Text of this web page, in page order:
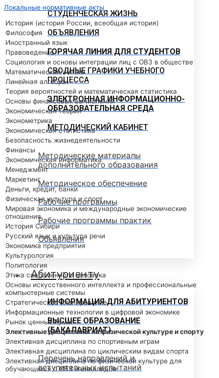
СТУДЕНЧЕСКАЯ ЖИЗНЬ
ОБЪЯВЛЕНИЯ
ГОРЯЧАЯ ЛИНИЯ ДЛЯ СТУДЕНТОВ
СВОДНЫЕ ГРАФИКИ УЧЕБНОГО
ПРОЦЕССА
ЭЛЕКТРОННАЯ ИНФОРМАЦИОННО-
ОБРАЗОВАТЕЛЬНАЯ СРЕДА
МЕТОДИЧЕСКИЙ КАБИНЕТ
Методические материалы
дополнительного образования
Методическое обеспечение
Рабочие программы
Рабочие программы практик
Объявления
Абитуриенту
ИНФОРМАЦИЯ ДЛЯ АБИТУРИЕНТОВ
ВЫСШЕЕ ОБРАЗОВАНИЕ
(БАКАЛАВРИАТ)
Перечень направлений и
вступительных испытаний
Локальные нормативные акты
История (история России, всеобщая история)
Философия
Иностранный язык
Правоведение
Социология и основы интеграции лиц с ОВЗ в обществе
Математический анализ
Линейная алгебра
Теория вероятностей и математическая статистика
Основы финансовых вычислений
Экономическая теория
Эконометрика
Экономическая статистика
Безопасность жизнедеятельности
Финансы
Экономическая информатика
Менеджмент
Маркетинг
Деньги, кредит, банки
Физическая культура и спорт
Мировая экономика и международные экономические
отношения
История Сибири
Русский язык и культура речи
Экономика предприятия
Культурология
Политология
Этика современного человека
Основы искусственного интеллекта и профессиональные
компьютерные системы
Стратегическое планирование
Информационные технологии в цифровой экономике
Рынок ценных бумаг
Элективные дисциплины по физической культуре и спорту
Элективная дисциплина по спортивным играм
Элективная дисциплина по циклическим видам спорта
Элективная дисциплина по физической культуре для
обучающихся с ОВЗ и инвалидов